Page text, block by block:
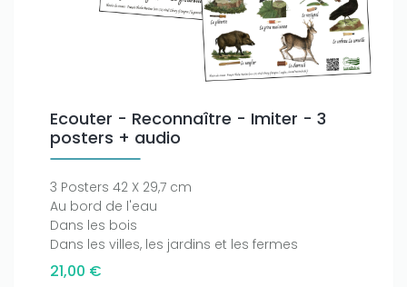
Ecouter - Reconnaître - Imiter - 3
posters + audio
3 Posters 42 X 29,7 cm
Au bord de l'eau
Dans les bois
Dans les villes, les jardins et les fermes
21,00 €